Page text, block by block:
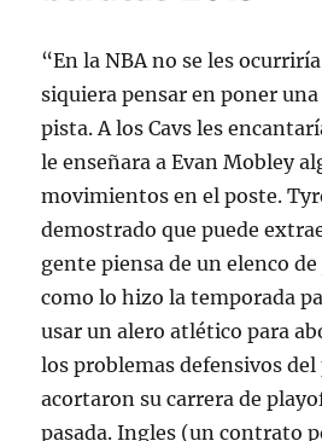
“En la NBA no se les
siquiera pensar en poner
pista. A los Cavs les
le enseñara a Evan Mobley
movimientos en el poste.
demostrado que puede
gente piensa de un elenco
como lo hizo la temporada
usar un alero atlético para
los problemas defensivos
acortaron su carrera de
pasada. Ingles (un contrato